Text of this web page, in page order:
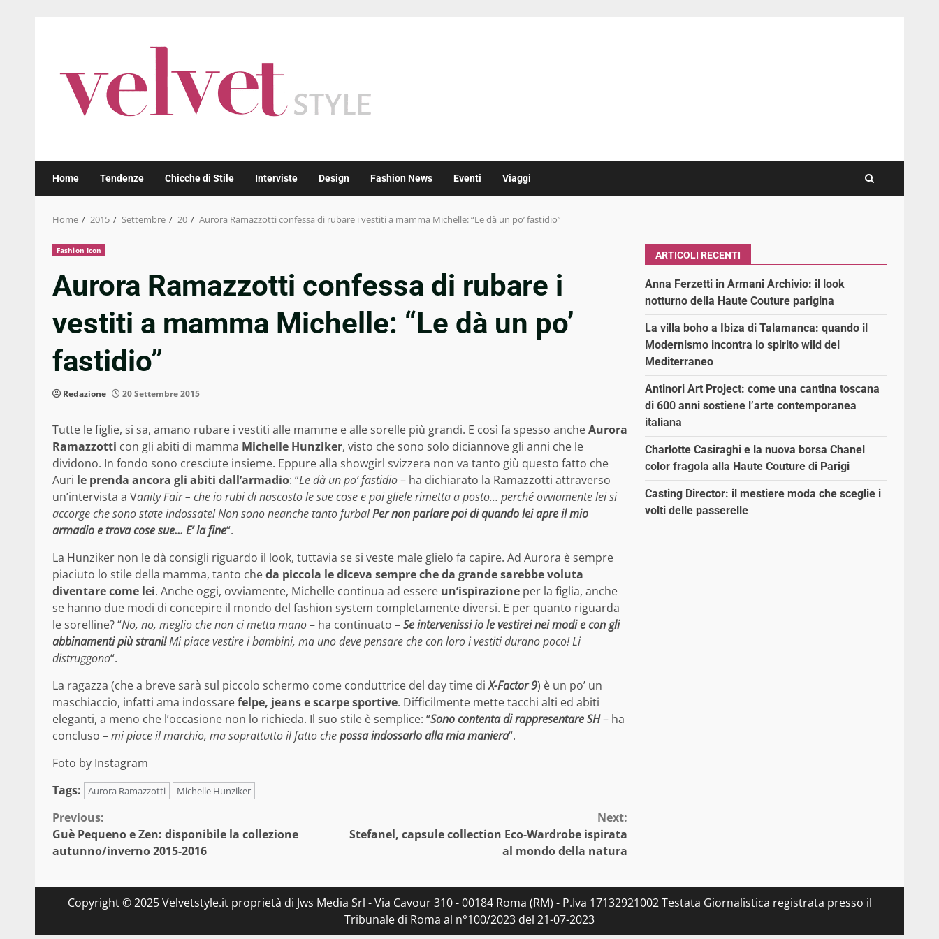
Home Tendenze Chicche di Stile Interviste Design Fashion News Eventi Viaggi
Home 2015 Settembre 20 Aurora Ramazzotti confessa di rubare i vestiti a mamma Michelle: “Le dà un po’ fastidio”
Fashion Icon
Aurora Ramazzotti confessa di rubare i
vestiti a mamma Michelle: “Le dà un po’
fastidio”
Redazione 20 Settembre 2015
Tutte le figlie, si sa, amano rubare i vestiti alle mamme e alle sorelle più grandi. E così fa spesso ancheAurora
Ramazzotti con gli abiti di mamma Michelle Hunziker, visto che sono solo diciannove gli anni che le
dividono. In fondo sono cresciute insieme. Eppure alla showgirl svizzera non va tanto giù questo fatto che
Auri le prenda ancora gli abiti dall’armadio: “Le dà un po’ fastidio– ha dichiarato la Ramazzotti attraverso
un’intervista a Vanity Fair – che io rubi di nascosto le sue cose e poi gliele rimetta a posto… perché ovviamente lei si
accorge che sono state indossate! Non sono neanche tanto furba!Per non parlare poi di quando lei apre il mio
armadio e trova cose sue… E’ la fine“.
La Hunziker non le dà consigli riguardo il look, tuttavia se si veste male glielo fa capire. Ad Aurora è sempre
piaciuto lo stile della mamma, tanto cheda piccola le diceva sempre che da grande sarebbe voluta
diventare come lei. Anche oggi, ovviamente, Michelle continua ad essere un’ispirazione per la figlia, anche
se hanno due modi di concepire il mondo del fashion system completamente diversi. E per quanto riguarda
le sorelline? “No, no, meglio che non ci metta mano– ha continuato –Se intervenissi io le vestirei nei modi e con gli
abbinamenti più strani!Mi piace vestire i bambini, ma uno deve pensare che con loro i vestiti durano poco! Li
distruggono“.
La ragazza (che a breve sarà sul piccolo schermo come conduttrice del day time diX-Factor 9) è un po’ un
maschiaccio, infatti ama indossarefelpe, jeans e scarpe sportive. Difficilmente mette tacchi alti ed abiti
eleganti, a meno che l’occasione non lo richieda. Il suo stile è semplice: “Sono contenta di rappresentare SH– ha
concluso –mi piace il marchio, ma soprattutto il fatto chepossa indossarlo alla mia maniera“.
Foto by Instagram
Tags:
Aurora Ramazzotti Michelle Hunziker
Continue
Reading
Previous:
Guè Pequeno e Zen: disponibile la collezione
autunno/inverno 2015-2016
Next:
Stefanel, capsule collection Eco-Wardrobe ispirata
al mondo della natura
ARTICOLI RECENTI
Anna Ferzetti in Armani Archivio: il look
notturno della Haute Couture parigina
La villa boho a Ibiza di Talamanca: quando il
Modernismo incontra lo spirito wild del
Mediterraneo
Antinori Art Project: come una cantina toscana
di 600 anni sostiene l’arte contemporanea
italiana
Charlotte Casiraghi e la nuova borsa Chanel
color fragola alla Haute Couture di Parigi
Casting Director: il mestiere moda che sceglie i
volti delle passerelle
Copyright © 2025 Velvetstyle.it proprietà di Jws Media Srl - Via Cavour 310 - 00184 Roma (RM) - P.Iva 17132921002 Testata Giornalistica registrata presso il
Tribunale di Roma al n°100/2023 del 21-07-2023